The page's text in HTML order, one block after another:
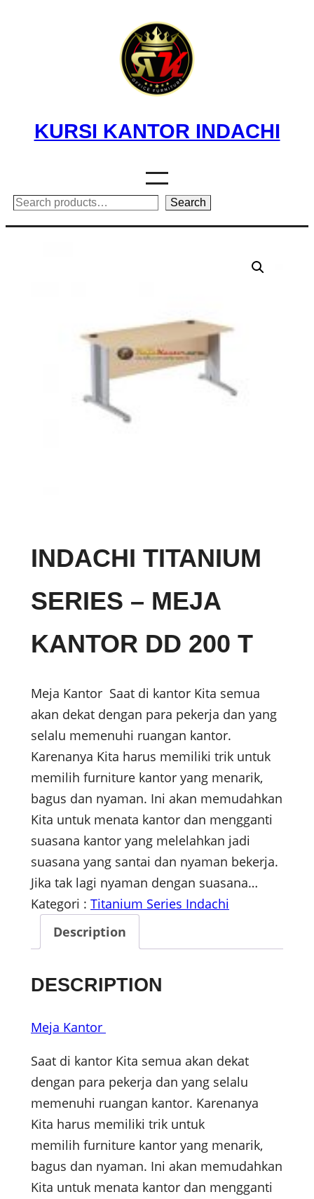
KURSI KANTOR INDACHI
Search Search
INDACHI TITANIUM
SERIES – MEJA
KANTOR DD 200 T
Meja Kantor Saat di kantor Kita semua
akan dekat dengan para pekerja dan yang
selalu memenuhi ruangan kantor.
Karenanya Kita harus memiliki trik untuk
memilih furniture kantor yang menarik,
bagus dan nyaman. Ini akan memudahkan
Kita untuk menata kantor dan mengganti
suasana kantor yang melelahkan jadi
suasana yang santai dan nyaman bekerja.
Jika tak lagi nyaman dengan suasana…
Kategori : Titanium Series Indachi
Description
DESCRIPTION
Meja Kantor
Saat di kantor Kita semua akan dekat
dengan para pekerja dan yang selalu
memenuhi ruangan kantor. Karenanya
Kita harus memiliki trik untuk
memilih furniture kantor yang menarik,
bagus dan nyaman. Ini akan memudahkan
Kita untuk menata kantor dan mengganti